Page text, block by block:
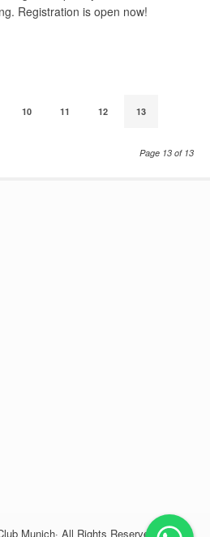
Registration is open now!
10 11 12 13
Page 13 of 13
Munich· All Rights Reserved